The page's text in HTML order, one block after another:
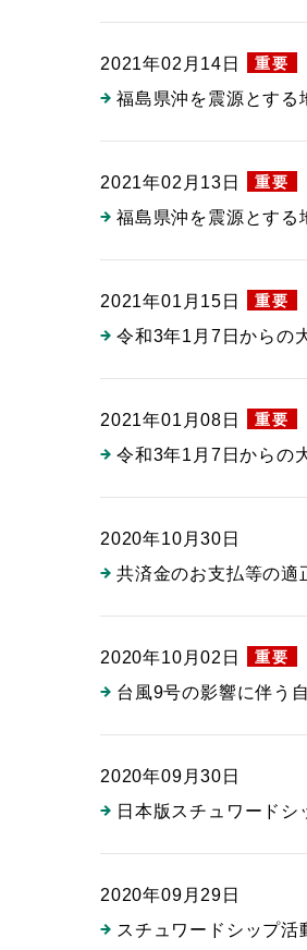
2021年02月14日 重要
福島県沖を震源とする
2021年02月13日 重要
福島県沖を震源とする
2021年01月15日 重要
令和3年1月7日からの
2021年01月08日 重要
令和3年1月7日からの
2020年10月30日
共済金のお支払等の適
2020年10月02日 重要
台風9号の影響に伴う
2020年09月30日
日本版スチュワード
2020年09月29日
スチュワードシップ活